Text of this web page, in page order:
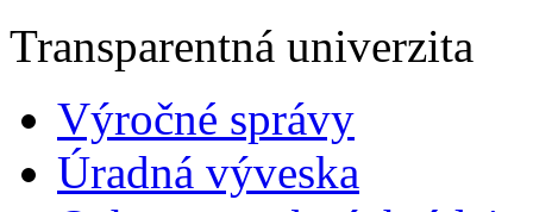
Transparentná univerzita
Výročné správy
Úradná výveska